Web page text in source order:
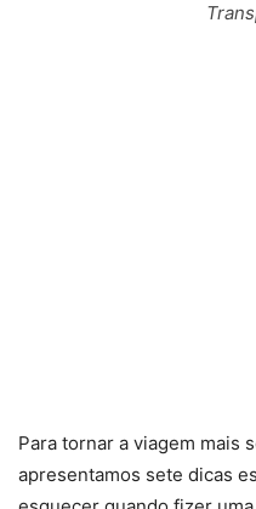
Para tornar a viagem mais
apresentamos sete dicas